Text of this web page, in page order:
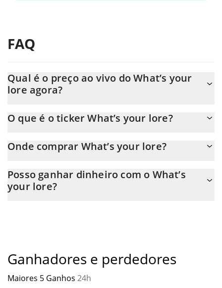
FAQ
Qual é o preço ao vivo do What’s your
lore agora?
O que é o ticker What’s your lore?
Onde comprar What’s your lore?
transferência p2p. E a melhor maneira de trocar What’s your lore
é através de um bot de 3commas.
Posso ganhar dinheiro com o What’s
your lore?
Ganhadores e perdedores
Maiores 5 Ganhos 24h